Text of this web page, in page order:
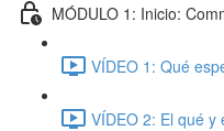
MÓDULO 1: Inicio:
VÍDEO 1: Qué
VÍDEO 2: El qué y